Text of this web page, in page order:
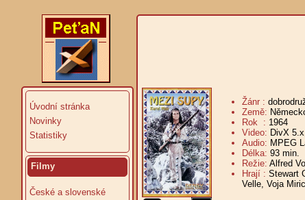
Úvodní stránka
Novinky
Statistiky
Filmy
České a slovenské
Žánr :
Země:
Rok : 1964
Video: DivX
Audio: MPEG
Délka: 93 min.
Režie: Alfred
Hrají : Stewart
Velle, Voja